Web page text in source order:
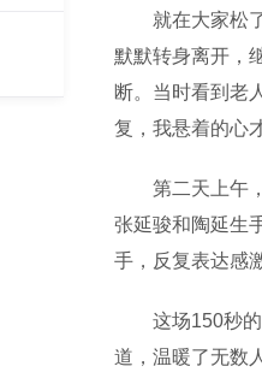
就在大家松了
默默转身离开，
断。当时看到老
复，我悬着的心
第二天上午，
张延骏和陶延生
手，反复表达感
这场150秒的
道，温暖了无数